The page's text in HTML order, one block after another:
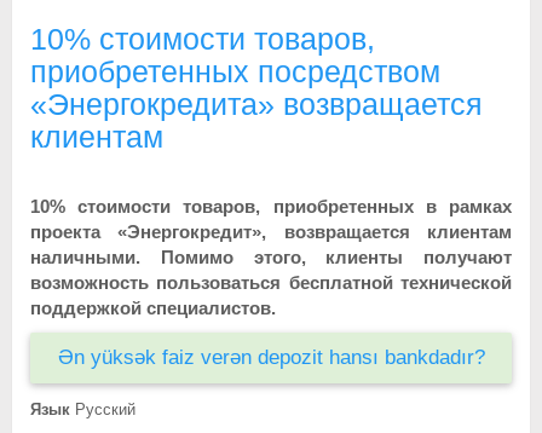
10% стоимости товаров,
приобретенных посредством
«Энергокредита» возвращается
клиентам
10% стоимости товаров, приобретенных в рамках
проекта «Энергокредит», возвращается клиентам
наличными. Помимо этого, клиенты получают
возможность пользоваться бесплатной технической
поддержкой специалистов.
Ən yüksək faiz verən depozit hansı bankdadır?
Язык Русский